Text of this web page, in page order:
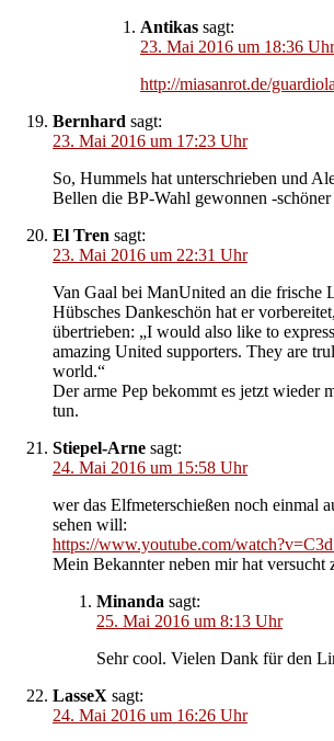
Antikas sagt:
23. Mai 2016 um 18:36 Uhr
http://miasanrot.de/
Bernhard sagt:
23. Mai 2016 um 17:23 Uhr
So, Hummels hat unterschrieben und
Bellen die BP-Wahl gewonnen -schöner
El Tren sagt:
23. Mai 2016 um 22:31 Uhr
Van Gaal bei ManUnited an die frische
Hübsches Dankeschön hat er
übertrieben: „I would also like to
amazing United supporters. They are
world.“
Der arme Pep bekommt es jetzt wieder
tun.
Stiepel-Arne sagt:
24. Mai 2016 um 15:58 Uhr
wer das Elfmeterschießen noch einmal
sehen will:
https://www.youtube.com/
Mein Bekannter neben mir hat
Minanda sagt:
25. Mai 2016 um 8:13 Uhr
Sehr cool. Vielen Dank für den
LasseX sagt:
24. Mai 2016 um 16:26 Uhr